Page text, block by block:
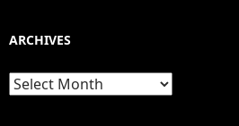
ARCHIVES
Archives